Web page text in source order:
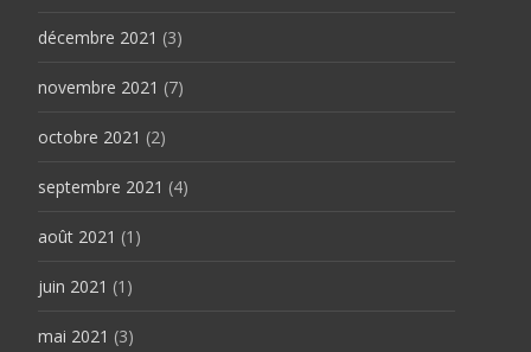
décembre 2021 (3)
novembre 2021 (7)
octobre 2021 (2)
septembre 2021 (4)
août 2021 (1)
juin 2021 (1)
mai 2021 (3)